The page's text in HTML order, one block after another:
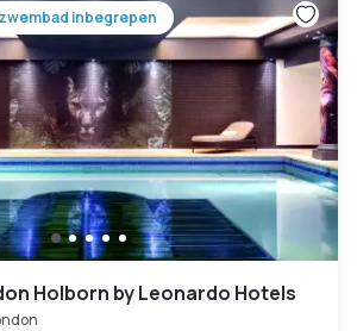
inbegrepen
Holborn by Leonardo Hotels